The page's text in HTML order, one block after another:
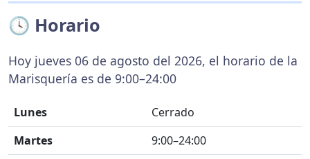
🕓 Horario
Hoy jueves 06 de agosto del 2026, el horario de la
Marisquería es de 9:00–24:00
Lunes
Cerrado
Martes
9:00–24:00